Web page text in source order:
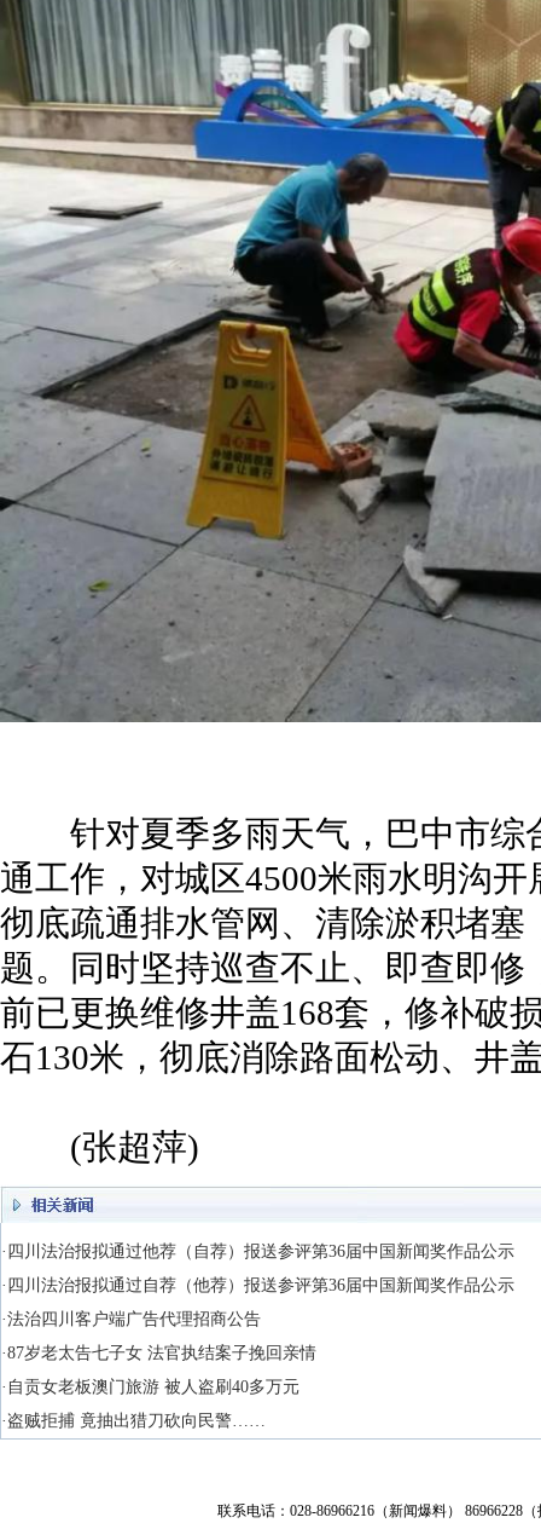
针对夏季多雨天气，巴中市综
通工作，对城区4500米雨水明沟
彻底疏通排水管网、清除淤积堵
题。同时坚持巡查不止、即查即
前已更换维修井盖168套，修补破
石130米，彻底消除路面松动、井
(张超萍)
·四川法治报拟通过他荐（自荐）报送参评第36届中国新闻奖作品公示
·四川法治报拟通过自荐（他荐）报送参评第36届中国新闻奖作品公示
·法治四川客户端广告代理招商公告
·87岁老太告七子女 法官执结案子挽回亲情
·自贡女老板澳门旅游 被人盗刷40多万元
·盗贼拒捕 竟抽出猎刀砍向民警……
联系电话：028-86966216（新闻爆料） 86966228